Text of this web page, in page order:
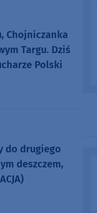
Chojniczanka
Targu. Dziś
Polski
do drugiego
deszczem,